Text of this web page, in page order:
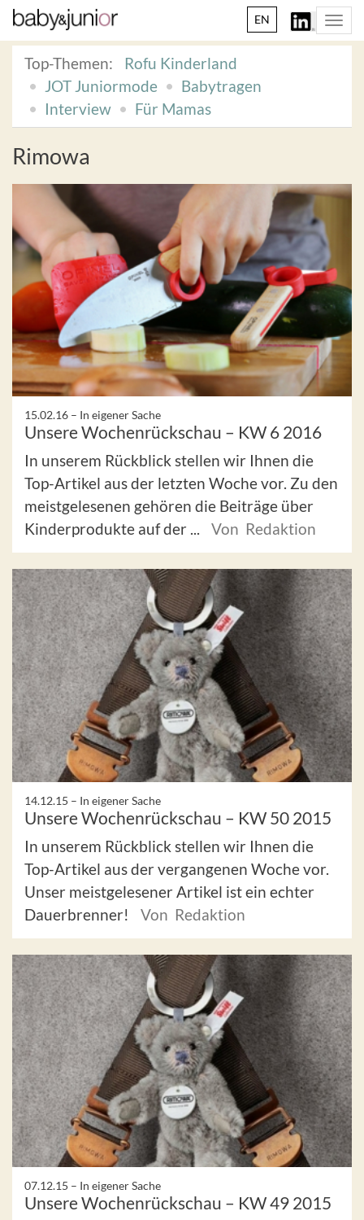
EN
Top-Themen:
Rofu Kinderland
JOT Juniormode
Babytragen
Interview
Für Mamas
Rimowa
15.02.16 – In eigener Sache
Unsere Wochenrückschau – KW 6 2016
In unserem Rückblick stellen wir Ihnen die
Top-Artikel aus der letzten Woche vor. Zu den
meistgelesenen gehören die Beiträge über
Kinderprodukte auf der ...
Von Redaktion
14.12.15 – In eigener Sache
Unsere Wochenrückschau – KW 50 2015
In unserem Rückblick stellen wir Ihnen die
Top-Artikel aus der vergangenen Woche vor.
Unser meistgelesener Artikel ist ein echter
Dauerbrenner!
Von Redaktion
07.12.15 – In eigener Sache
Unsere Wochenrückschau – KW 49 2015